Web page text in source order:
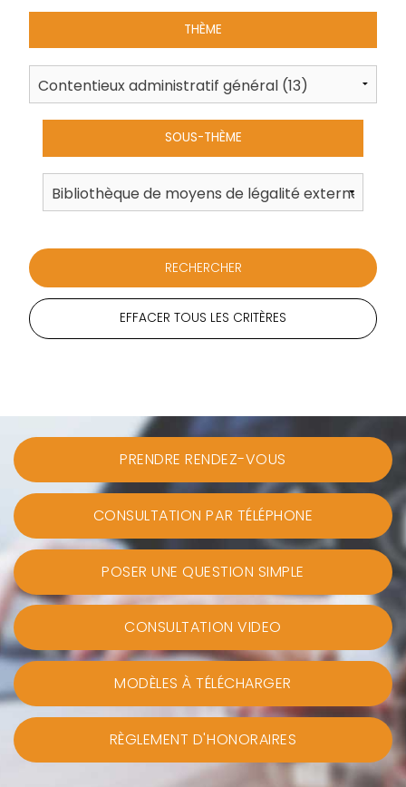
THÈME
SOUS-THÈME
EFFACER TOUS LES CRITÈRES
PRENDRE RENDEZ-VOUS
CONSULTATION PAR TÉLÉPHONE
POSER UNE QUESTION SIMPLE
CONSULTATION VIDEO
MODÈLES À TÉLÉCHARGER
RÈGLEMENT D'HONORAIRES